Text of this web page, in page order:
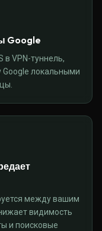
Google
VPN-туннель,
Google локальными
между вашим
видимость
и поисковые